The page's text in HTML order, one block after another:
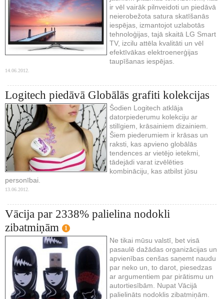
ir vēl vairāk pilnveidoti un piedāvā
neierobežota satura skatīšanās
iespējas, izmantojot uzlabotās
tehnoloģijas, tajā skaitā LG Smart
TV, izcilu attēla kvalitāti un vēl
efektīvākas elektroenerģijas
taupīšanas iespējas.
14.06.2012.
Logitech piedāvā Globālās grafiti kolekcijas
Šodien Logitech atklāja
datorpiederumu kolekciju ar
stilīgiem, krāsainiem dizainiem.
Šiem piederumiem ir krāsas un
raksti, kas apvieno globālās
tendences ar vietējo ietekmi,
tādejādi varat izvēlēties
kombināciju, kas atbilst jūsu
personībai.
13.06.2012.
Vācija par 2338% palielina nodokli
zibatmiņām
1
Ne tikai mūsu valstī, bet visā
pasaulē dažādas organizācijas un
apvienības cenšas saņemt naudu
par neko un, to darot, piesedzas
ar argumentiem par pirātismu un
autortiesībām. Nupat Vācijā
palielināts nodoklis zibatmiņām.